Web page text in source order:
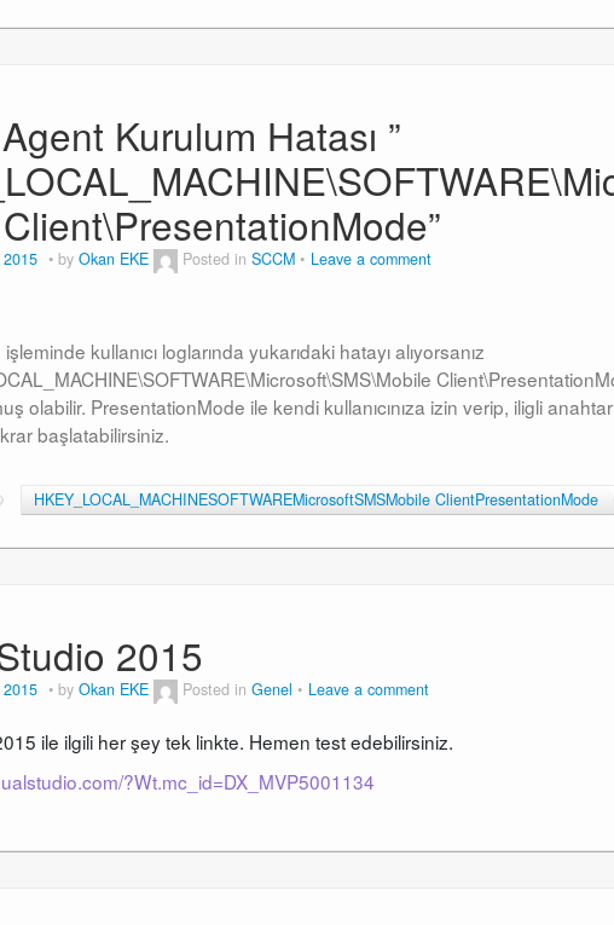
Kurulum Hatası ”
by Okan EKE Posted in SCCM Leave a comment
kullanıcı loglarında yukarıdaki hatayı alıyorsanız
olabilir. PresentationMode ile kendi kullanıcınıza izin verip, iligli
başlatabilirsiniz.
HKEY_LOCAL_MACHINESOFTWAREMicrosoftSMSMobile ClientPresentationMode
2015
by Okan EKE Posted in Genel Leave a comment
ile ilgili her şey tek linkte. Hemen test edebilirsiniz.
?Wt.mc_id=DX_MVP5001134